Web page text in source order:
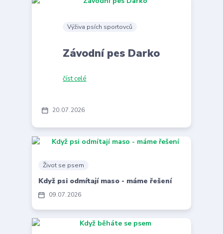
20 07 2026
Výživa psích sportovců
Závodní pes Darko
číst celé
09 07 2026
Život se psem
Když psi odmítají maso - máme řešení